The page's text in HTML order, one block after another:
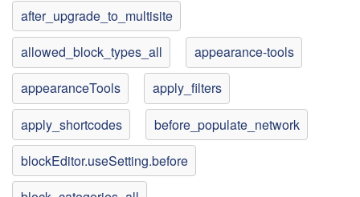
after_upgrade_to_multisite
allowed_block_types_all
appearance-tools
appearanceTools
apply_filters
apply_shortcodes
before_populate_network
blockEditor.useSetting.before